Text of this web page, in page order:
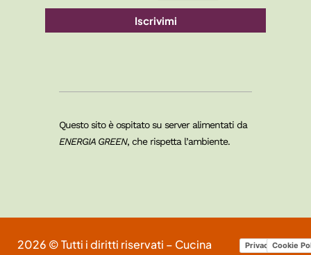
Iscrivimi
Questo sito è ospitato su server alimentati da
ENERGIA GREEN, che rispetta l’ambiente.
2026 © Tutti i diritti riservati – Cucina
Privacy Policy
Cookie